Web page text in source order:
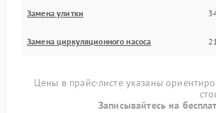
Замена улитки
Замена циркуляционного насоса
Цены в прайс-листе указаны
Записывайтесь на